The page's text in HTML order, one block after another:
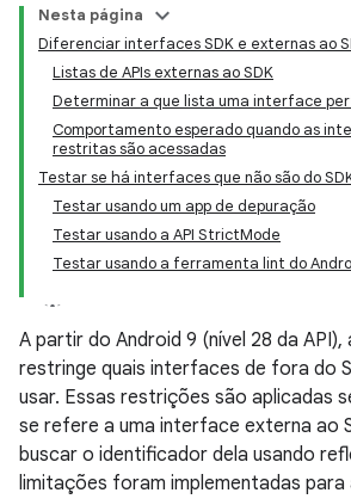
Nesta página
Diferenciar interfaces SDK e externas ao
Listas de APIs externas ao SDK
Determinar a que lista uma interface
Comportamento esperado quando as
restritas são acessadas
Testar se há interfaces que não são do
Testar usando um app de depuração
Testar usando a API StrictMode
Testar usando a ferramenta lint do
A partir do Android 9 (nível 28 da
restringe quais interfaces de fora do
usar. Essas restrições são aplicadas
se refere a uma interface externa ao
buscar o identificador dela usando
limitações foram implementadas para